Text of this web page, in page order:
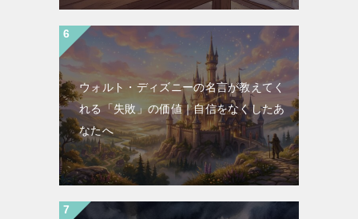
ウォルト・ディズニーの名言が教えてく
れる「失敗」の価値｜自信をなくしたあ
なたへ